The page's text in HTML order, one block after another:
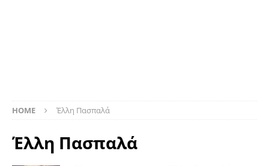
HOME Έλλη Πασπαλά
Έλλη Πασπαλά